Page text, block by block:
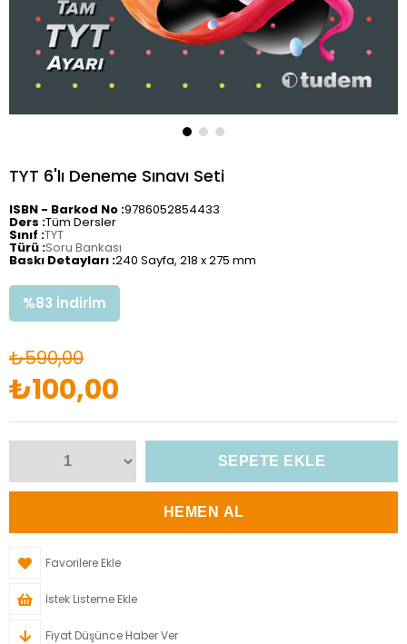
TYT 6'lı Deneme Sınavı Seti
ISBN - Barkod No :9786052854433
Ders :Tüm Dersler
Sınıf :TYT
Türü :Soru Bankası
Baskı Detayları :240 Sayfa, 218 x 275 mm
%83 İndirim
₺590,00
₺100,00
Favorilere Ekle
İstek Listeme Ekle
Fiyat Düşünce Haber Ver